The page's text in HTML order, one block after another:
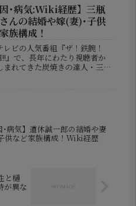
声が上がっています。この記事
天竺鼠の解散発表の経緯公...
因･病気:Wiki経歴】三瓶
んの結婚や嫁(妻)･子供
族構成！
レビの人気番組『ザ！鉄腕！
』で、長年にわたり視聴者か
まれてきた炭焼きの達人・三瓶
･病気】道休誠一郎の結婚や妻
供など家族構成！Wiki経歴
と樋
が異な